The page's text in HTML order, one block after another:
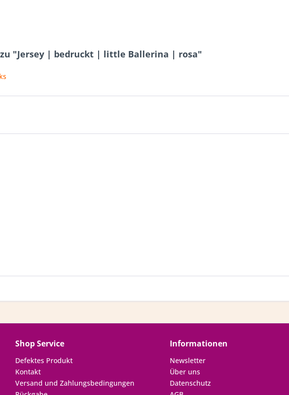
"Jersey | bedruckt | little Ballerina | rosa"
Shop Service
Defektes Produkt
Kontakt
Versand und Zahlungsbedingungen
Informationen
Newsletter
Über uns
Datenschutz